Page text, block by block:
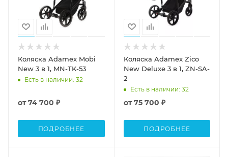
Коляска Adamex Mobi
New 3 в 1, MN-TK-53
Есть в наличии: 32
от74 700 ₽
ПОДРОБНЕЕ
Коляска Adamex Zico
New Deluxe 3 в 1, ZN-SA-
2
Есть в наличии: 32
от75 700 ₽
ПОДРОБНЕЕ